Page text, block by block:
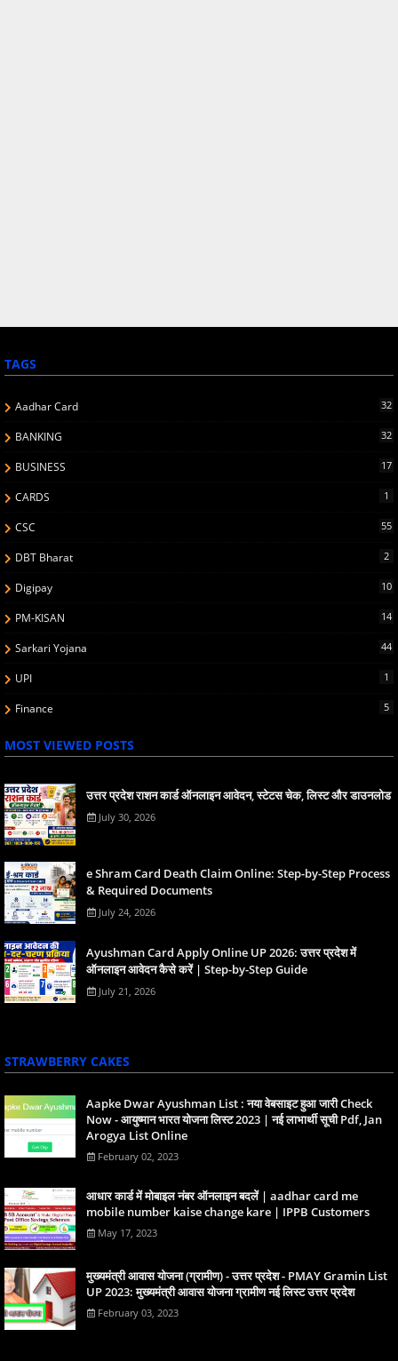
TAGS
Aadhar Card 32
BANKING 32
BUSINESS 17
CARDS 1
CSC 55
DBT Bharat 2
Digipay 10
PM-KISAN 14
Sarkari Yojana 44
UPI 1
Finance 5
MOST VIEWED POSTS
उत्तर प्रदेश राशन कार्ड ऑनलाइन आवेदन, स्टेटस चेक, लिस्ट और डाउनलोड
July 30, 2026
e Shram Card Death Claim Online: Step-by-Step Process
& Required Documents
July 24, 2026
Ayushman Card Apply Online UP 2026: उत्तर प्रदेश में
ऑनलाइन आवेदन कैसे करें | Step-by-Step Guide
July 21, 2026
STRAWBERRY CAKES
Aapke Dwar Ayushman List : नया वेबसाइट हुआ जारी Check
Now - आयुष्मान भारत योजना लिस्ट 2023 | नई लाभार्थी सूची Pdf, Jan
Arogya List Online
February 02, 2023
आधार कार्ड में मोबाइल नंबर ऑनलाइन बदलें | aadhar card me
mobile number kaise change kare | IPPB Customers
May 17, 2023
मुख्यमंत्री आवास योजना (ग्रामीण) - उत्तर प्रदेश - PMAY Gramin List
UP 2023: मुख्यमंत्री आवास योजना ग्रामीण नई लिस्ट उत्तर प्रदेश
February 03, 2023